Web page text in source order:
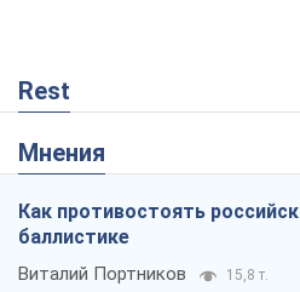
Rest
Мнения
Как противостоять
баллистике
Виталий Портников 15,8 т.